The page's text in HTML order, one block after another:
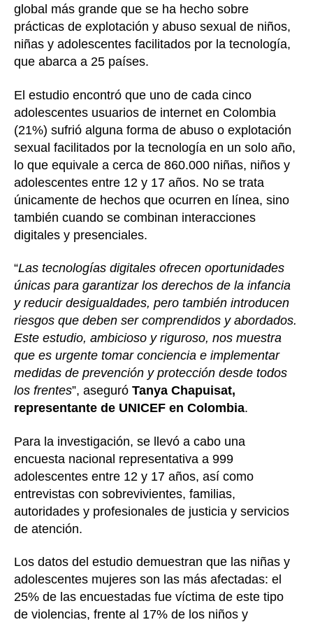
global más grande que se ha hecho sobre
prácticas de explotación y abuso sexual de niños,
niñas y adolescentes facilitados por la tecnología,
que abarca a 25 países.
El estudio encontró que uno de cada cinco
adolescentes usuarios de internet en Colombia
(21%) sufrió alguna forma de abuso o explotación
sexual facilitados por la tecnología en un solo año,
lo que equivale a cerca de 860.000 niñas, niños y
adolescentes entre 12 y 17 años. No se trata
únicamente de hechos que ocurren en línea, sino
también cuando se combinan interacciones
digitales y presenciales.
“Las tecnologías digitales ofrecen oportunidades
únicas para garantizar los derechos de la infancia
y reducir desigualdades, pero también introducen
riesgos que deben ser comprendidos y abordados.
Este estudio, ambicioso y riguroso, nos muestra
que es urgente tomar conciencia e implementar
medidas de prevención y protección desde todos
los frentes”, aseguró Tanya Chapuisat,
representante de UNICEF en Colombia.
Para la investigación, se llevó a cabo una
encuesta nacional representativa a 999
adolescentes entre 12 y 17 años, así como
entrevistas con sobrevivientes, familias,
autoridades y profesionales de justicia y servicios
de atención.
Los datos del estudio demuestran que las niñas y
adolescentes mujeres son las más afectadas: el
25% de las encuestadas fue víctima de este tipo
de violencias, frente al 17% de los niños y